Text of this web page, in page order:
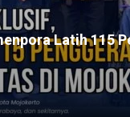
37,9 Persen,
Penguatan